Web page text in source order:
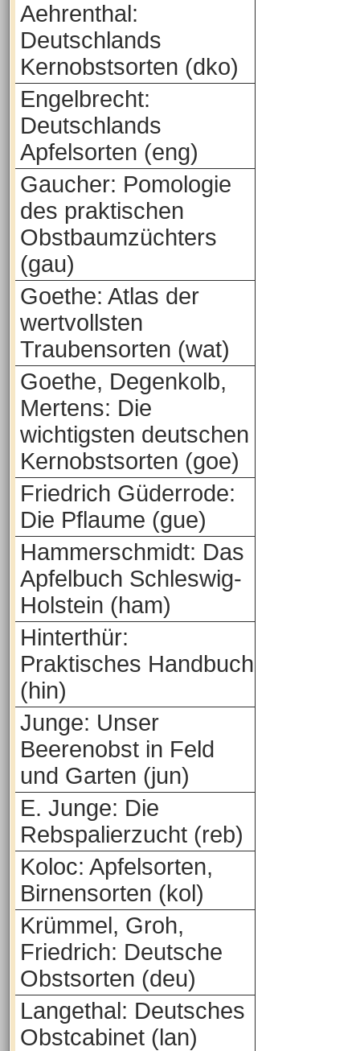
Aehrenthal:
Deutschlands
Kernobstsorten (dko)
Engelbrecht:
Deutschlands
Apfelsorten (eng)
Gaucher: Pomologie
des praktischen
Obstbaumzüchters
(gau)
Goethe: Atlas der
wertvollsten
Traubensorten (wat)
Goethe, Degenkolb,
Mertens: Die
wichtigsten deutschen
Kernobstsorten (goe)
Friedrich Güderrode:
Die Pflaume (gue)
Hammerschmidt: Das
Apfelbuch Schleswig-
Holstein (ham)
Hinterthür:
Praktisches Handbuch
(hin)
Junge: Unser
Beerenobst in Feld
und Garten (jun)
E. Junge: Die
Rebspalierzucht (reb)
Koloc: Apfelsorten,
Birnensorten (kol)
Krümmel, Groh,
Friedrich: Deutsche
Obstsorten (deu)
Langethal: Deutsches
Obstcabinet (lan)